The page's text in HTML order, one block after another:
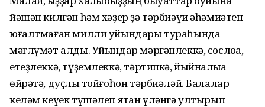
йәшәп килгән һәм хәҙер ҙә тәрбиәүи әһәмиәтен
юғалтмаған милли уйындары тураһында
мәғлүмәт алды. Уйындар мәргәнлеккә, сослоҡҡа,
етеҙлеккә, түҙемлеккә, тәртипкә, йыйнаҡлыҡҡа
өйрәтә, дуҫлыҡ тойғоһон тәрбиәләй. Балалар
келәм кеүек түшәлеп ятҡан үләнгә ултырып